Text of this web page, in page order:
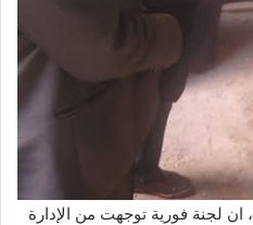
ان لجنة فورية توجهت من الإدارة